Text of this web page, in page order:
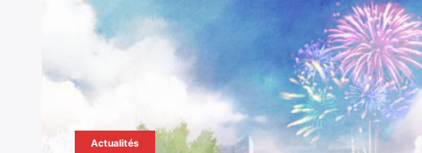
Actualités